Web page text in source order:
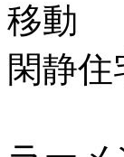
移動
閑静